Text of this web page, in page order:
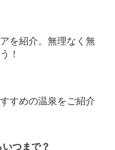
を紹介。無理なく無
！
すめの温泉をご紹介
つまで？